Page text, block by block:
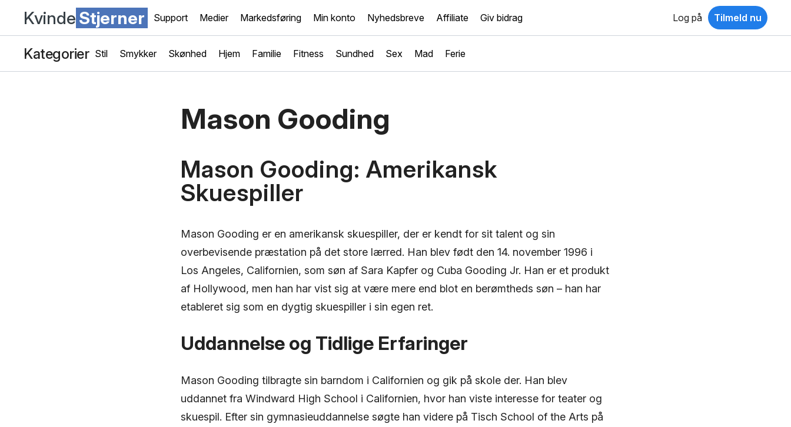
Kvinde Stjerner Support Medier Markedsføring Min konto Nyhedsbreve Affiliate Giv bidrag Log på Tilmeld nu
Kategorier Stil Smykker Skønhed Hjem Familie Fitness Sundhed Sex Mad Ferie
Mason Gooding
Mason Gooding: Amerikansk
Skuespiller
Mason Gooding er en amerikansk skuespiller, der er kendt for sit talent og sin
overbevisende præstation på det store lærred. Han blev født den 14. november 1996 i
Los Angeles, Californien, som søn af Sara Kapfer og Cuba Gooding Jr. Han er et produkt
af Hollywood, men han har vist sig at være mere end blot en berømtheds søn – han har
etableret sig som en dygtig skuespiller i sin egen ret.
Uddannelse og Tidlige Erfaringer
Mason Gooding tilbragte sin barndom i Californien og gik på skole der. Han blev
uddannet fra Windward High School i Californien, hvor han viste interesse for teater og
skuespil. Efter sin gymnasieuddannelse søgte han videre på Tisch School of the Arts på